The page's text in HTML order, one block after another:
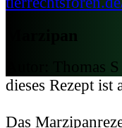
Marzipan
Autor: Thomas
dieses Rezept ist
Das